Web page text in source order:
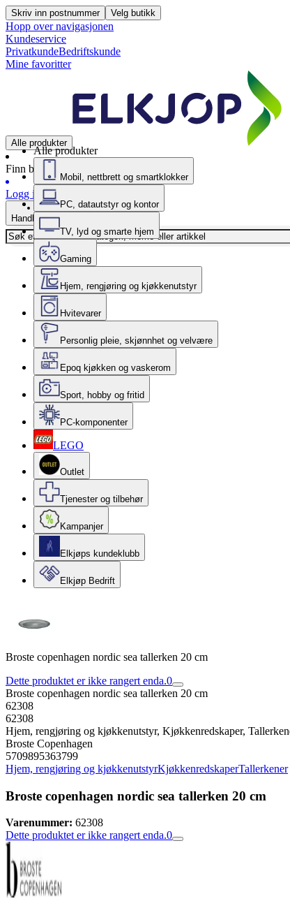
Skriv inn postnummer Velg butikk
Hopp over navigasjonen
Kundeservice
PrivatkundeBedriftskunde
Mine favoritter
Alle produkter
Finn butikk
Logg inn
Handlekurv
Alle produkter
Mobil, nettbrett og smartklokker
PC, datautstyr og kontor
TV, lyd og smarte hjem
Gaming
Hjem, rengjøring og kjøkkenutstyr
Hvitevarer
Personlig pleie, skjønnhet og velvære
Epoq kjøkken og vaskerom
Sport, hobby og fritid
PC-komponenter
LEGO
Outlet
Tjenester og tilbehør
Kampanjer
Elkjøps kundeklubb
Elkjøp Bedrift
Broste copenhagen nordic sea tallerken 20 cm
Dette produktet er ikke rangert enda.0
Broste copenhagen nordic sea tallerken 20 cm
62308
62308
Hjem, rengjøring og kjøkkenutstyr, Kjøkkenredskaper,
Broste Copenhagen
5709895363799
Hjem, rengjøring og kjøkkenutstyrKjøkkenredskaperTallerkener
Broste copenhagen nordic sea tallerken 20 cm
Varenummer: 62308
Dette produktet er ikke rangert enda.0